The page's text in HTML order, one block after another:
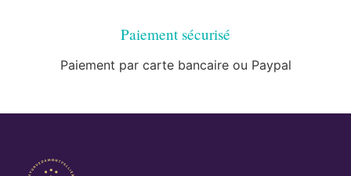
Paiement sécurisé
Paiement par carte bancaire ou Paypal